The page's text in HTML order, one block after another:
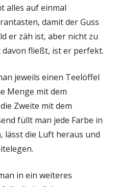
alles auf einmal
damit der Guss
er zäh ist, aber nicht zu
fließt, ist er perfekt.
jeweils einen Teelöffel
Menge mit dem
Zweite mit dem
füllt man jede Farbe in
lässt die Luft heraus und
in ein weiteres